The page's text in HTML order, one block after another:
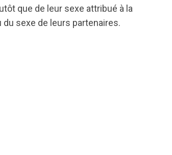
que de leur sexe attribué à la
sexe de leurs partenaires.